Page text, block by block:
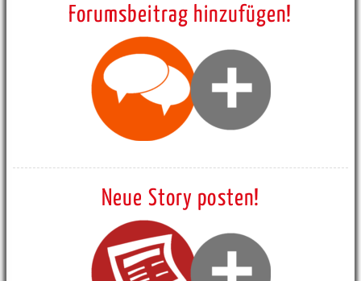
Forumsbeitrag hinzufügen!
Neue Story posten!